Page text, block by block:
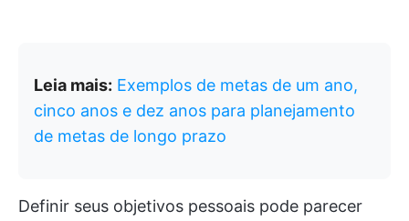
Leia mais: Exemplos de metas de um ano,
cinco anos e dez anos para planejamento
de metas de longo prazo
Definir seus objetivos pessoais pode parecer